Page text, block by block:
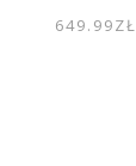
649.99ZŁ